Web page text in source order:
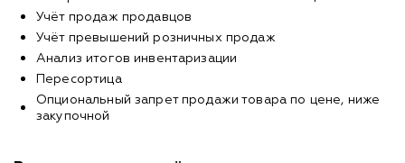
Учёт продаж продавцов
Учёт превышений розничных продаж
Анализ итогов инвентаризации
Пересортица
Опциональный запрет продажи товара по цене, ниже
закупочной